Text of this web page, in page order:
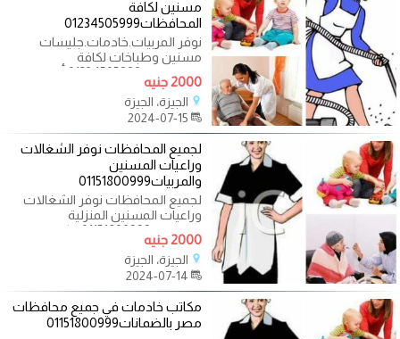
مسنين لكافة
المحافظات01234505999
نوفر المربيات.خادمات.جليسات
مسنين وطباخات لكافة
عماله مصريه وأجنبية من
2000 جنيه
الجيزة، الجيزة
لجميع المحافظات نوفر الشغالات
وراعيات المسنين
والمربيات01151800999
لجميع المحافظات نوفر الشغالات
وراعيات المسنين المنزلية
والمربيات01151800999 مكتب توريد
شغالات فى
2000 جنيه
الجيزة، الجيزة
مكاتب خادمات في جميع محافظات
مصر بالضمانات01151800999